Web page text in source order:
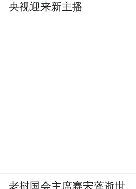
央视迎来新主播
老挝国会主席赛宋蓬逝世